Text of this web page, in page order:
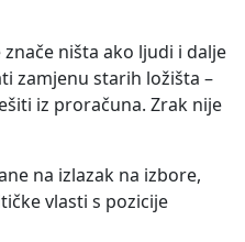
ništa ako ljudi i dalje
zamjenu starih ložišta –
iz proračuna. Zrak nije
na izlazak na izbore,
vlasti s pozicije